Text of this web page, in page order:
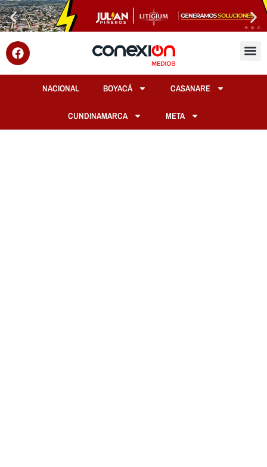
NACIONAL BOYACÁ CASANARE
CUNDINAMARCA META